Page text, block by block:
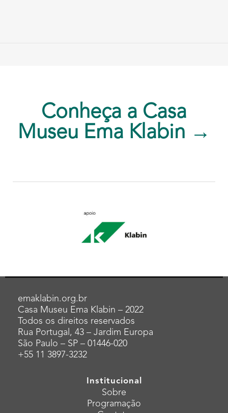
Conheça a Casa
Museu Ema Klabin →
emaklabin.org.br
Casa Museu Ema Klabin – 2022
Todos os direitos reservados
Rua Portugal, 43 – Jardim Europa
São Paulo – SP – 01446-020
+55 11 3897-3232
Institucional
Sobre
Programação